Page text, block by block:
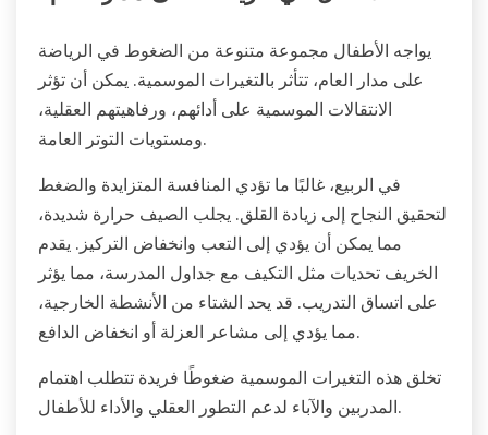
يواجه الأطفال مجموعة متنوعة من الضغوط في الرياضة
على مدار العام، تتأثر بالتغيرات الموسمية. يمكن أن تؤثر
الانتقالات الموسمية على أدائهم، ورفاهيتهم العقلية،
ومستويات التوتر العامة.
في الربيع، غالبًا ما تؤدي المنافسة المتزايدة والضغط
لتحقيق النجاح إلى زيادة القلق. يجلب الصيف حرارة شديدة،
مما يمكن أن يؤدي إلى التعب وانخفاض التركيز. يقدم
الخريف تحديات مثل التكيف مع جداول المدرسة، مما يؤثر
على اتساق التدريب. قد يحد الشتاء من الأنشطة الخارجية،
مما يؤدي إلى مشاعر العزلة أو انخفاض الدافع.
تخلق هذه التغيرات الموسمية ضغوطًا فريدة تتطلب اهتمام
المدربين والآباء لدعم التطور العقلي والأداء للأطفال.